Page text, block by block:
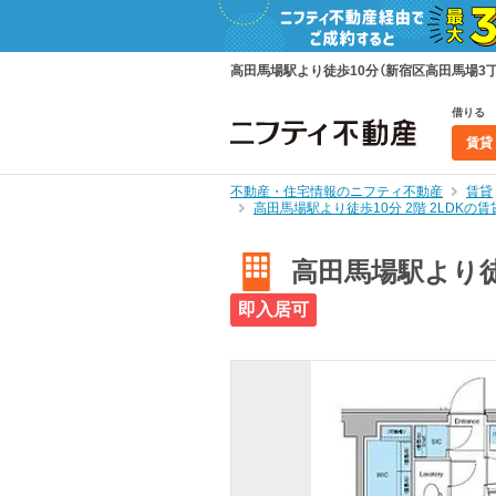
高田馬場駅より徒歩10分（新宿区高田馬場3
借りる
賃貸
不動産・住宅情報のニフティ不動産
賃貸
高田馬場駅より徒歩10分 2階 2LDKの賃
高田馬場駅より
即入居可